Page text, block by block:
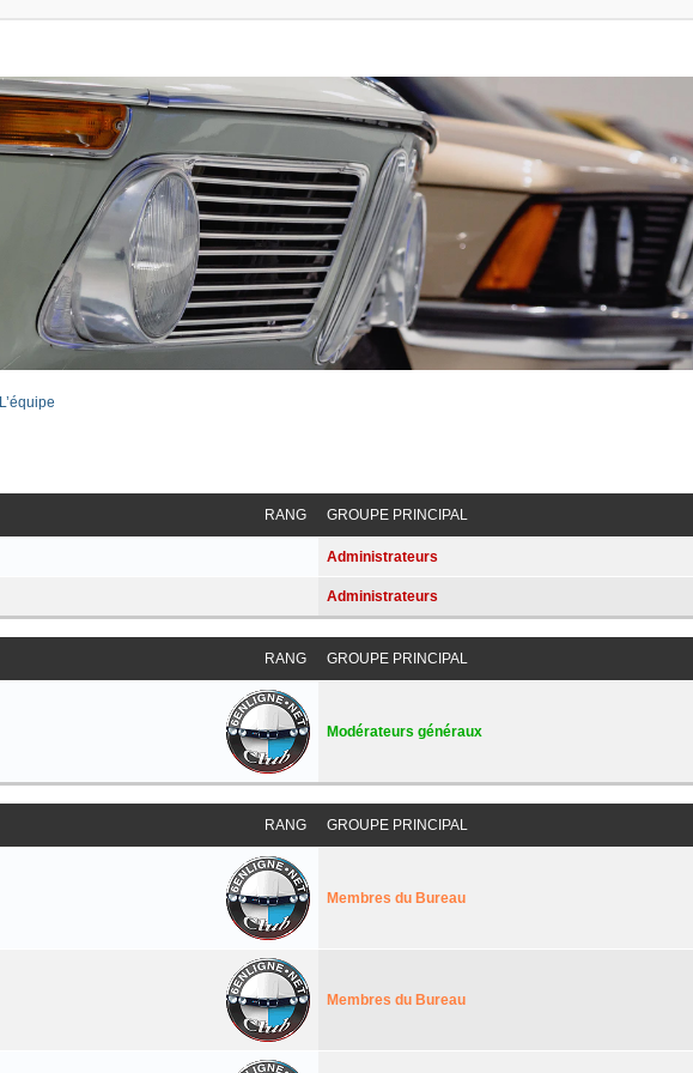
L’équipe
RANG GROUPE PRINCIPAL
Administrateurs
Administrateurs
RANG GROUPE PRINCIPAL
Modérateurs généraux
RANG GROUPE PRINCIPAL
Membres du Bureau
Membres du Bureau